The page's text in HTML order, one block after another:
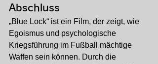
Abschluss
„Blue Lock“ ist ein Film, der zeigt, wie
Egoismus und psychologische
Kriegsführung im Fußball mächtige
Waffen sein können. Durch die